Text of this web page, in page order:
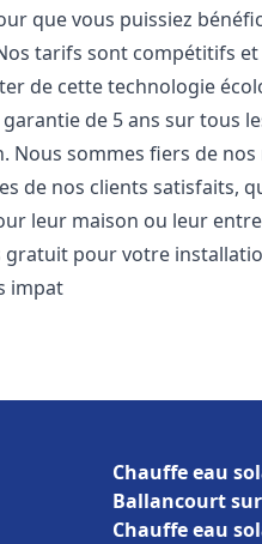
que vous puissiez
tarifs sont compétitifs
de cette technologie
de 5 ans sur tous
sommes fiers de
de nos clients satisfaits,
leur maison ou leur
pour votre
impat
Chauffe eau
Ballancourt sur
Chauffe eau